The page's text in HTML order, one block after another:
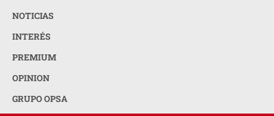
NOTICIAS
INTERÉS
PREMIUM
OPINION
GRUPO OPSA